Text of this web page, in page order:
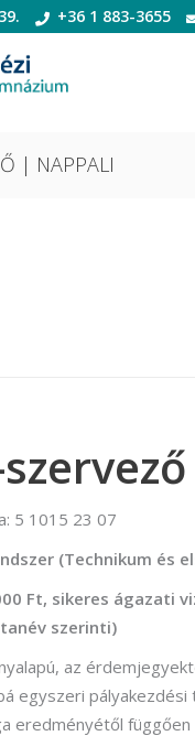
+36 1 883-3655
-tesztelő
| NAPPALI
5 1015 23 07
(Technikum és
Ft, sikeres ágazati
szerinti)
az
egyszeri
eredményétől